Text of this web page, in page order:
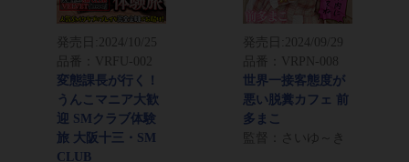
発売日: 2024/10/25
品番：VRFU-002
変態課長が行く！
うんこマニア大歓
迎 SMクラブ体験
旅 大阪十三・SM
CLUB
発売日: 2024/09/29
品番：VRPN-008
世界一接客態度が
悪い脱糞カフェ 前
多まこ
監督：さいゆ～き